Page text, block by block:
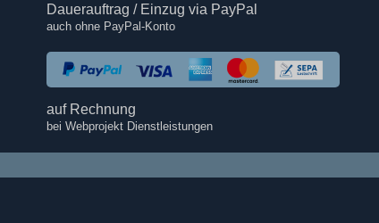
Dauerauftrag / Einzug via PayPal
auch ohne PayPal-Konto
auf Rechnung
bei Webprojekt Dienstleistungen